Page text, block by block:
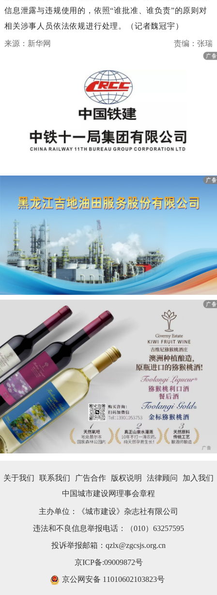
信息泄露与违规使用的，依照“谁批准、谁负责”的原则对
相关涉事人员依法依规进行处理。（记者魏冠宇）
来源：新华网 责编：张瑞
关于我们 联系我们 广告合作 版权说明 法律顾问
加入我们
中国城市建设网理事会章程
主办单位：《城市建设》杂志社有限公司
违法和不良信息举报电话：（010）63257595
投诉举报邮箱：qzlx@zgcsjs.org.cn
京ICP备:09009872号
京公网安备11010602103823号